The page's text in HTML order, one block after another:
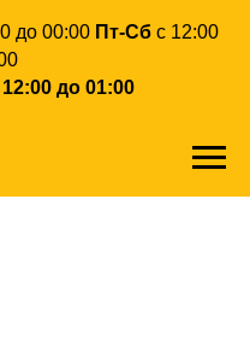
до 00:00 Пт-Сб с 12:00
до 01:00